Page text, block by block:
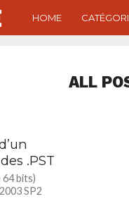
HOME
ALL
.PST
64 bits)
SP2